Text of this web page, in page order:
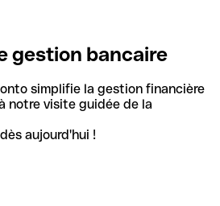
gestion bancaire
simplifie la gestion financière
notre visite guidée de la
aujourd'hui !